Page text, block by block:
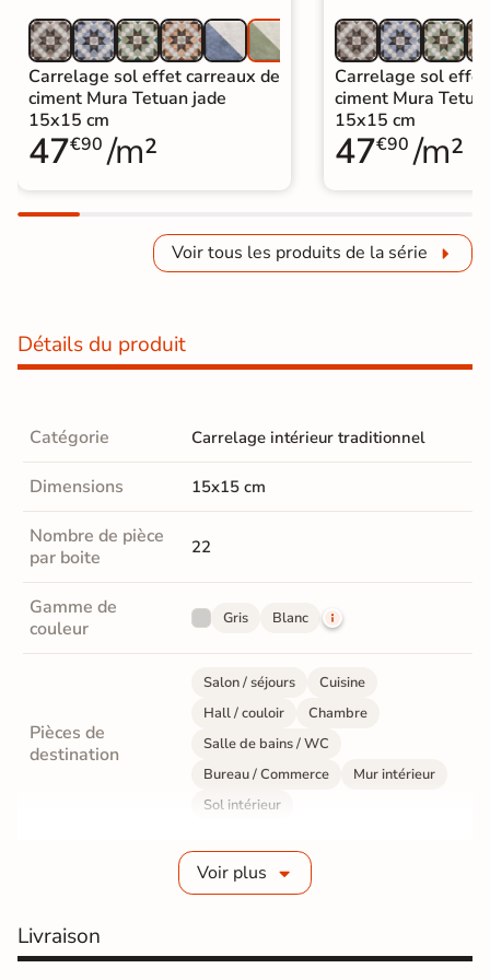
Carrelage sol effet carreaux de
ciment Mura Tetuan jade
15x15 cm
47€90 /m²
Carrelage sol
ciment Mura
15x15 cm
47€90 /m²
Voir tous les produits de la série
Détails du produit
Catégorie Carrelage intérieur traditionnel
Dimensions 15x15 cm
Nombre de pièce
par boite
22
Gamme de
couleur
Gris Blanc
Pièces de
destination
Salon / séjours
Cuisine
Hall / couloir
Chambre
Salle de bains / WC
Bureau / Commerce
Mur intérieur
Sol intérieur
Grès cérame émaillé
Résistance à
Gr4 - Très résistant
Voir plus
Livraison